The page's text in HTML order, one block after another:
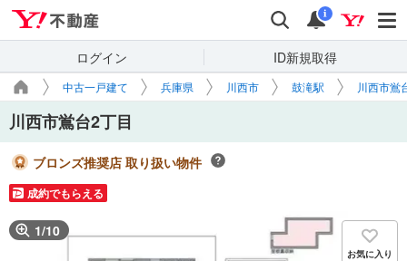
検索 通知
i
ログイン ID新規取得
中古一戸建て 兵庫県 川西市 鼓滝駅 川西市鴬
川西市鴬台2丁目
ブロンズ推奨店 取り扱い物件
成約でもらえる
1/10
お気に入り